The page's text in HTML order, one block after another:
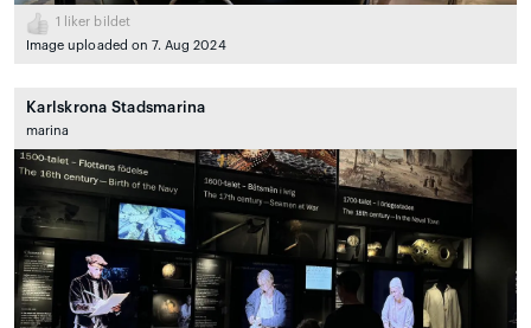
1
liker bildet
Image uploaded on 7. Aug 2024
Karlskrona Stadsmarina
marina